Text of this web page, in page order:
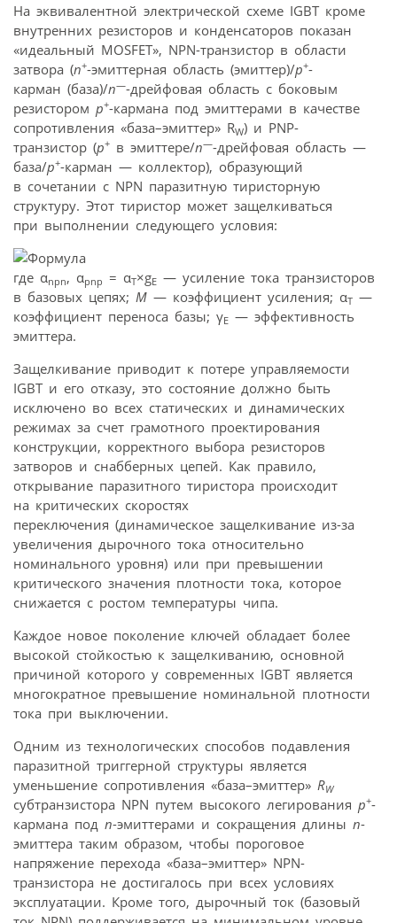
На эквивалентной электрической схеме IGBT кроме
внутренних резисторов и конденсаторов показан
«идеальный MOSFET», NPN-транзистор в области
затвора (n+-эмиттерная область (эмиттер)/р+-
карман (база)/n—-дрейфовая область с боковым
резистором р+-кармана под эмиттерами в качестве
сопротивления «база–эмиттер» RW) и PNP-
транзистор (p+ в эмиттере/n—-дрейфовая область —
база/р+-карман — коллектор), образующий
в сочетании с NPN паразитную тиристорную
структуру. Этот тиристор может защелкиваться
при выполнении следующего условия:
где αnpn, αpnp = αТ×gЕ — усиление тока транзисторов
в базовых цепях; М — коэффициент усиления; αТ —
коэффициент переноса базы; γЕ — эффективность
эмиттера.
Защелкивание приводит к потере управляемости
IGBT и его отказу, это состояние должно быть
исключено во всех статических и динамических
режимах за счет грамотного проектирования
конструкции, корректного выбора резисторов
затворов и снабберных цепей. Как правило,
открывание паразитного тиристора происходит
на критических скоростях
переключения (динамическое защелкивание из-за
увеличения дырочного тока относительно
номинального уровня) или при превышении
критического значения плотности тока, которое
снижается с ростом температуры чипа.
Каждое новое поколение ключей обладает более
высокой стойкостью к защелкиванию, основной
причиной которого у современных IGBT является
многократное превышение номинальной плотности
тока при выключении.
Одним из технологических способов подавления
паразитной триггерной структуры является
уменьшение сопротивления «база–эмиттер» RW
субтранзистора NPN путем высокого легирования p+-
кармана под n-эмиттерами и сокращения длины n-
эмиттера таким образом, чтобы пороговое
напряжение перехода «база–эмиттер» NPN-
транзистора не достигалось при всех условиях
эксплуатации. Кроме того, дырочный ток (базовый